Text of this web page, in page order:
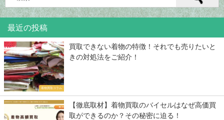
最近の投稿
着物買取コラム
買取できない着物の特徴！それでも売りたいと
きの対処法をご紹介！
【徹底取材】着物買取のバイセルはなぜ高価買
取ができるのか？その秘密に迫る！